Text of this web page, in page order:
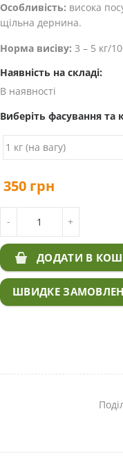
Особливість: висока
щільна дернина.
Норма висіву: 3 – 5 кг/
Наявність на складі:
В наявності
Виберіть фасування та
350 грн
-
TROUBADIX DSV
+
ДОДАТИ В
ШВИДКЕ